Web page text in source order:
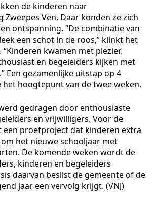
de kinderen naar
Ven. Daar konden ze zich
ontspanning. “De combinatie van
een schot in de roos,” klinkt het
kwamen met plezier,
en begeleiders kijken met
Een gezamenlijke uitstap op 4
hoogtepunt van de twee weken.
gedragen door enthousiaste
en vrijwilligers. Voor de
een proefproject dat kinderen extra
het nieuwe schooljaar met
De komende weken wordt de
kinderen en begeleiders
daarvan beslist de gemeente of de
jaar een vervolg krijgt. (VNJ)